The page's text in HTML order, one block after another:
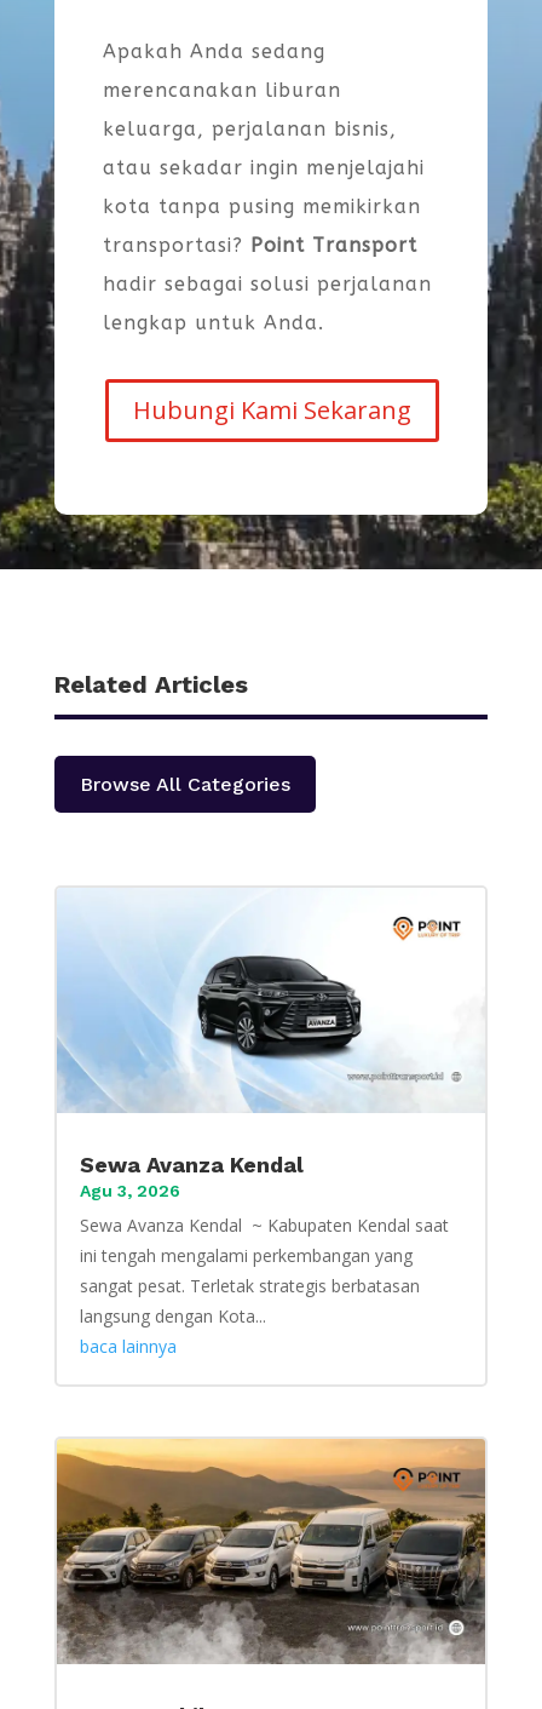
Apakah Anda sedang
merencanakan liburan
keluarga, perjalanan bisnis,
atau sekadar ingin menjelajahi
kota tanpa pusing memikirkan
transportasi? Point Transport
hadir sebagai solusi perjalanan
lengkap untuk Anda.
Hubungi Kami Sekarang
Related Articles
Browse All Categories
Sewa Avanza Kendal
Agu 3, 2026
Sewa Avanza Kendal ~ Kabupaten Kendal saat
ini tengah mengalami perkembangan yang
sangat pesat. Terletak strategis berbatasan
langsung dengan Kota...
baca lainnya